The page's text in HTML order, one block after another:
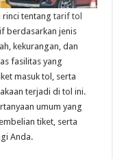
rinci tentangtarif tol
berdasarkan jenis
kekurangan, dan
fasilitas yang
masuk tol, serta
terjadi di tol ini.
umum yang
tiket, serta
Anda.